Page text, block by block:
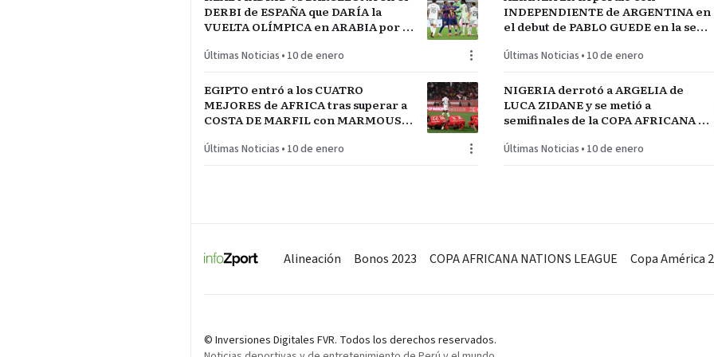
DERBI de ESPAÑA que DARÍA la
VUELTA OLÍMPICA en ARABIA por el
Últimas Noticias • 10 de enero
INDEPENDIENTE de ARGENTINA en
el debut de PABLO GUEDE en la serie
Últimas Noticias • 10 de enero
EGIPTO entró a los CUATRO
MEJORES de AFRICA tras superar a
COSTA DE MARFIL con MARMOUSH
Últimas Noticias • 10 de enero
NIGERIA derrotó a ARGELIA de
LUCA ZIDANE y se metió a
semifinales de la COPA AFRICANA de
Últimas Noticias • 10 de enero
Alineación Bonos 2023 COPA AFRICANA NATIONS LEAGUE Copa América
© Inversiones Digitales FVR. Todos los derechos reservados.